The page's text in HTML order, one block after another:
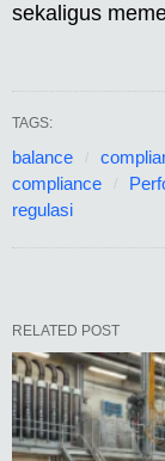
sekaligus
TAGS:
balance
compliance
regulasi
RELATED POST